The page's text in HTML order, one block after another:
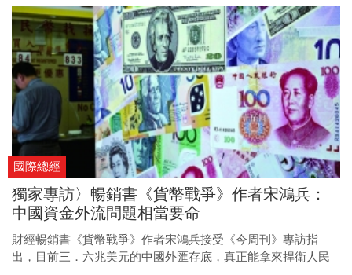
險。像是這幾年在台灣熱門的海外置產，這回就必須留意匯率
風險。
國際總經
獨家專訪〉暢銷書《貨幣戰爭》作者宋鴻兵：
中國資金外流問題相當要命
財經暢銷書《貨幣戰爭》作者宋鴻兵接受《今周刊》專訪指
出，目前三．六兆美元的中國外匯存底，真正能拿來捍衛人民